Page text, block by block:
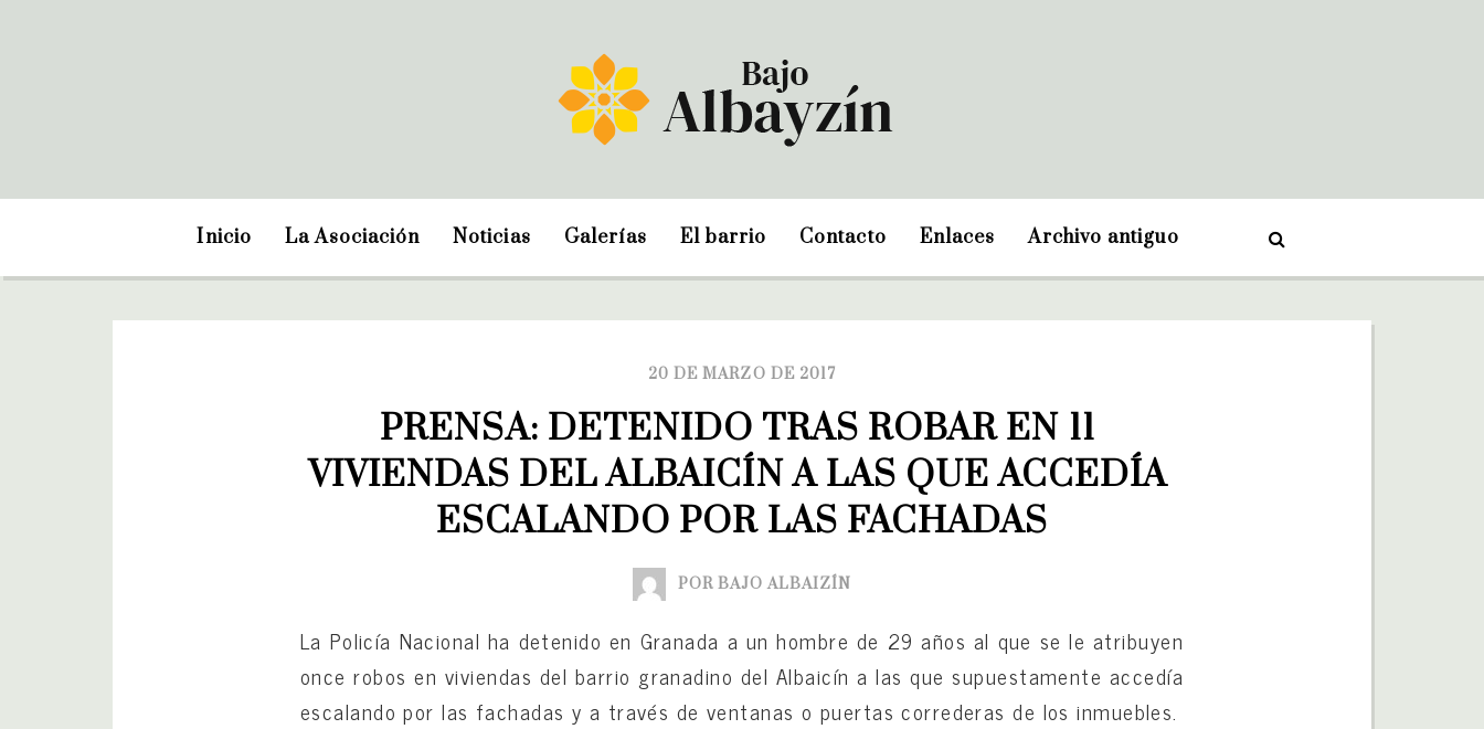
Inicio La Asociación Noticias Galerías El barrio Contacto Enlaces Archivo antiguo
20 DE MARZO DE 2017
PRENSA: DETENIDO TRAS ROBAR EN 11
VIVIENDAS DEL ALBAICÍN A LAS QUE ACCEDÍA
ESCALANDO POR LAS FACHADAS
POR BAJO ALBAIZÍN
La Policía Nacional ha detenido en Granada a un hombre de 29 años al que se le atribuyen
once robos en viviendas del barrio granadino del Albaicín a las que supuestamente accedía
escalando por las fachadas y a través de ventanas o puertas correderas de los inmuebles.